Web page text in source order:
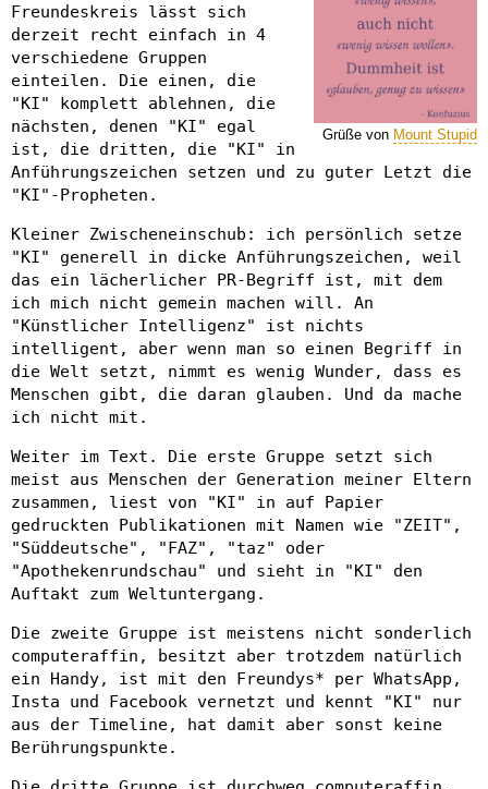
Grüße von Mount Stupid
Freundeskreis lässt sich
derzeit recht einfach in 4
verschiedene Gruppen
einteilen. Die einen, die
"KI" komplett ablehnen, die
nächsten, denen "KI" egal
ist, die dritten, die "KI" in
Anführungszeichen setzen und zu guter Letzt die
"KI"-Propheten.
Kleiner Zwischeneinschub: ich persönlich setze
"KI" generell in dicke Anführungszeichen, weil
das ein lächerlicher PR-Begriff ist, mit dem
ich mich nicht gemein machen will. An
"Künstlicher Intelligenz" ist nichts
intelligent, aber wenn man so einen Begriff in
die Welt setzt, nimmt es wenig Wunder, dass es
Menschen gibt, die daran glauben. Und da mache
ich nicht mit.
Weiter im Text. Die erste Gruppe setzt sich
meist aus Menschen der Generation meiner Eltern
zusammen, liest von "KI" in auf Papier
gedruckten Publikationen mit Namen wie "ZEIT",
"Süddeutsche", "FAZ", "taz" oder
"Apothekenrundschau" und sieht in "KI" den
Auftakt zum Weltuntergang.
Die zweite Gruppe ist meistens nicht sonderlich
computeraffin, besitzt aber trotzdem natürlich
ein Handy, ist mit den Freundys* per WhatsApp,
Insta und Facebook vernetzt und kennt "KI" nur
aus der Timeline, hat damit aber sonst keine
Berührungspunkte.